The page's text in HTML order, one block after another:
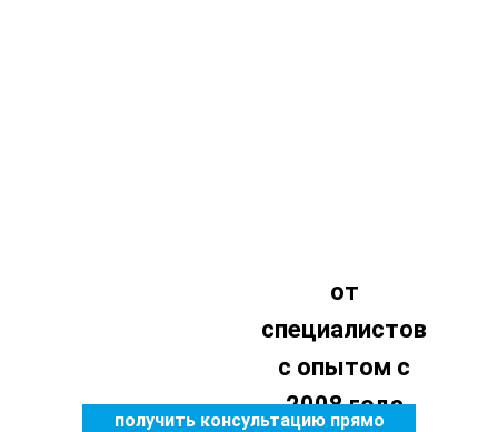
от
специалистов
с опытом с
2008 года
получить консультацию прямо